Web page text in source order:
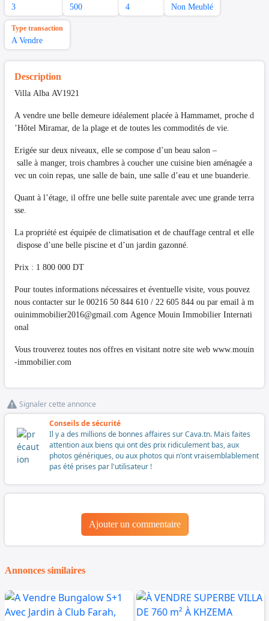
3 500 4 Non Meublé
Type transaction
A Vendre
Description
Villa Alba AV1921
A vendre une belle demeure idéalement placée à Hammamet, proche d
’Hôtel Miramar, de la plage et de toutes les commodités de vie.
Erigée sur deux niveaux, elle se compose d’un beau salon –
salle à manger, trois chambres à coucher une cuisine bien aménagée a
vec un coin repas, une salle de bain, une salle d’eau et une buanderie.
Quant à l’étage, il offre une belle suite parentale avec une grande terra
sse.
La propriété est équipée de climatisation et de chauffage central et elle
dispose d’une belle piscine et d’un jardin gazonné.
Prix : 1 800 000 DT
Pour toutes informations nécessaires et éventuelle visite, vous pouvez
nous contacter sur le 00216 50 844 610 / 22 605 844 ou par email à m
ouinimmobilier2016@gmail.com Agence Mouin Immobilier Internati
onal
Vous trouverez toutes nos offres en visitant notre site web www.mouin
-immobilier.com
Signaler cette annonce
Conseils de sécurité
Il y a des millions de bonnes affaires sur Cava.tn. Mais faites
attention aux biens qui ont des prix ridiculement bas, aux
photos génériques, ou aux photos qui n'ont vraisemblablement
pas été prises par l'utilisateur !
Ajouter un commentaire
Annonces similaires